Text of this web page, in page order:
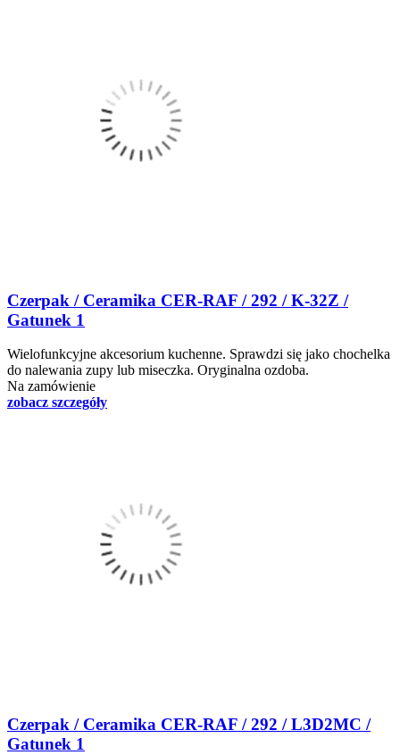
Czerpak / Ceramika CER-RAF / 292 / K-32Z /
Gatunek 1
Wielofunkcyjne akcesorium kuchenne. Sprawdzi się jako chochelka
do nalewania zupy lub miseczka. Oryginalna ozdoba.
Na zamówienie
zobacz szczegóły
Czerpak / Ceramika CER-RAF / 292 / L3D2MC /
Gatunek 1